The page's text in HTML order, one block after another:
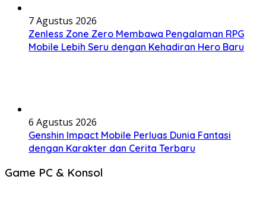
7 Agustus 2026
Zenless Zone Zero Membawa Pengalaman RPG
Mobile Lebih Seru dengan Kehadiran Hero Baru
6 Agustus 2026
Genshin Impact Mobile Perluas Dunia Fantasi
dengan Karakter dan Cerita Terbaru
Game PC & Konsol